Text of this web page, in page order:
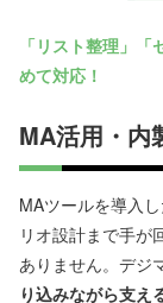
「リスト整理」
めて対応！
MA活用・内
MAツールを導入
リオ設計まで手が
ありません。デジ
り込みながら支え